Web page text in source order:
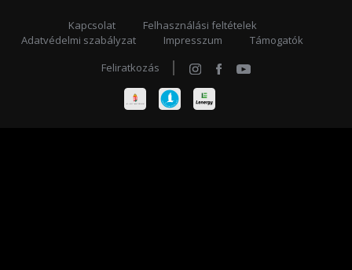
Kapcsolat
Felhasználási feltételek
Adatvédelmi szabályzat
Impresszum
Támogatók
Feliratkozás